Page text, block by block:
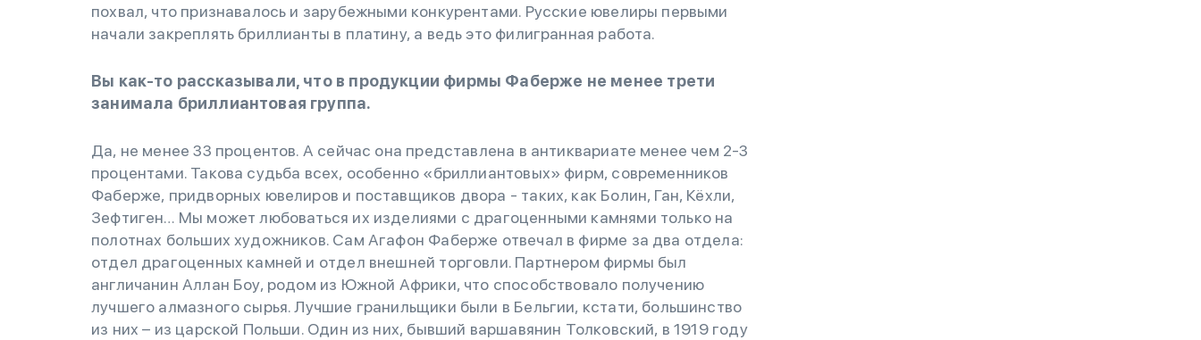
похвал, что признавалось и зарубежными конкурентами. Русские ювелиры первыми
начали закреплять бриллианты в платину, а ведь это филигранная работа.
Вы как-то рассказывали, что в продукции фирмы Фаберже не менее трети
занимала бриллиантовая группа.
Да, не менее 33 процентов. А сейчас она представлена в антиквариате менее чем 2-3
процентами. Такова судьба всех, особенно «бриллиантовых» фирм, современников
Фаберже, придворных ювелиров и поставщиков двора - таких, как Болин, Ган, Кёхли,
Зефтиген… Мы может любоваться их изделиями с драгоценными камнями только на
полотнах больших художников. Сам Агафон Фаберже отвечал в фирме за два отдела:
отдел драгоценных камней и отдел внешней торговли. Партнером фирмы был
англичанин Аллан Боу, родом из Южной Африки, что способствовало получению
лучшего алмазного сырья. Лучшие гранильщики были в Бельгии, кстати, большинство
из них – из царской Польши. Один из них, бывший варшавянин Толковский, в 1919 году